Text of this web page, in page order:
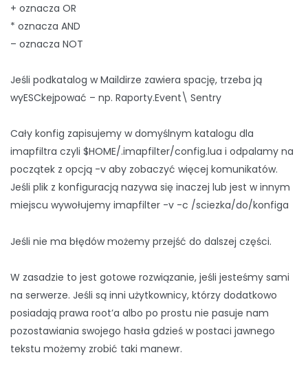
+ oznacza OR
* oznacza AND
– oznacza NOT
Jeśli podkatalog w Maildirze zawiera spację, trzeba ją
wyESCkejpować – np. Raporty.Event\ Sentry
Cały konfig zapisujemy w domyślnym katalogu dla
imapfiltra czyli $HOME/.imapfilter/config.lua i odpalamy na
początek z opcją -v aby zobaczyć więcej komunikatów.
Jeśli plik z konfiguracją nazywa się inaczej lub jest w innym
miejscu wywołujemy imapfilter -v -c /sciezka/do/konfiga
Jeśli nie ma błędów możemy przejść do dalszej części.
W zasadzie to jest gotowe rozwiązanie, jeśli jesteśmy sami
na serwerze. Jeśli są inni użytkownicy, którzy dodatkowo
posiadają prawa root’a albo po prostu nie pasuje nam
pozostawiania swojego hasła gdzieś w postaci jawnego
tekstu możemy zrobić taki manewr.